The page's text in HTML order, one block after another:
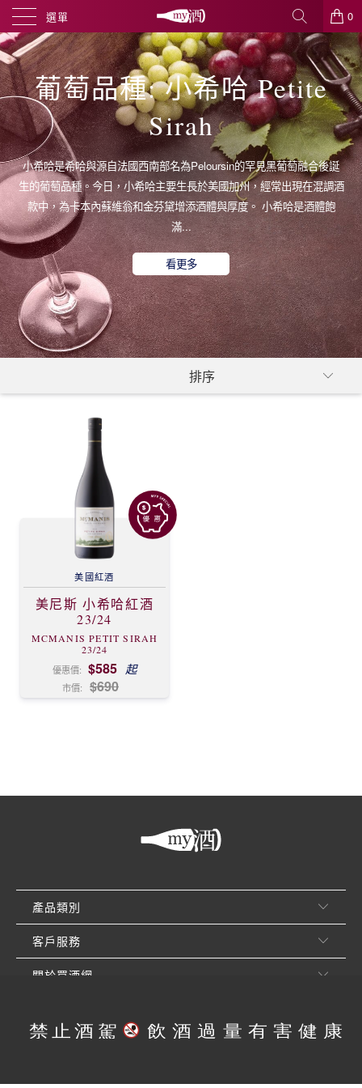
選單 0
葡萄品種: 小希哈 Petite
Sirah
小希哈是希哈與源自法國西南部名為Peloursin的罕見黑葡萄融合後誕
生的葡萄品種。今日，小希哈主要生長於美國加州，經常出現在混調酒
款中，為卡本內蘇維翁和金芬黛增添酒體與厚度。 小希哈是酒體飽
滿...
看更多
美國紅酒
美尼斯 小希哈紅酒
23/24
MCMANIS PETIT SIRAH
23/24
優惠價: $585 起
市價: $690
產品類別
客戶服務
關於買酒網
© 2026買酒網 MY9. 享醉有限公司. 版權所有